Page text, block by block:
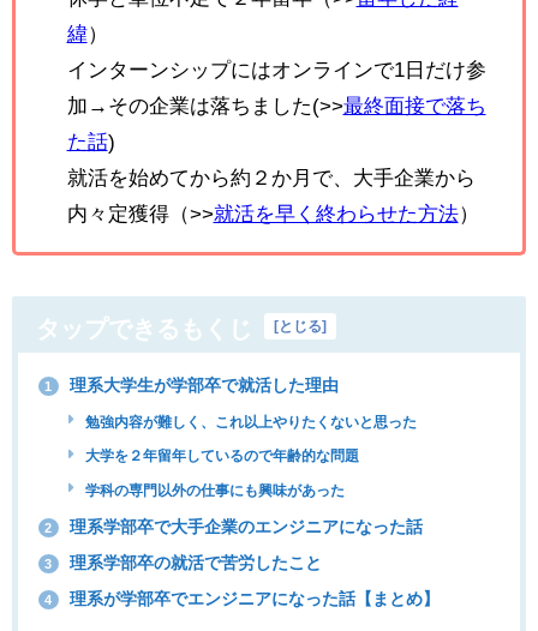
緯）
インターンシップにはオンラインで1日だけ参
加→その企業は落ちました(>>最終面接で落ち
た話)
就活を始めてから約２か月で、大手企業から
内々定獲得（>>就活を早く終わらせた方法）
タップできるもくじ とじる
1 理系大学生が学部卒で就活した理由
勉強内容が難しく、これ以上やりたくないと思った
大学を２年留年しているので年齢的な問題
学科の専門以外の仕事にも興味があった
2 理系学部卒で大手企業のエンジニアになった話
3 理系学部卒の就活で苦労したこと
4 理系が学部卒でエンジニアになった話【まとめ】